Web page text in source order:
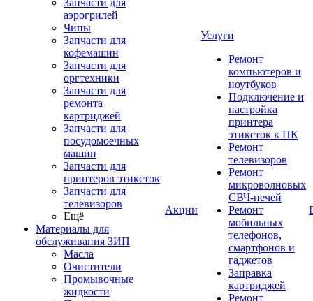
Запчасти для
аэрогрилей
Чипы
Запчасти для
кофемашин
Запчасти для
оргтехники
Запчасти для
ремонта
картриджей
Запчасти для
посудомоечных
машин
Запчасти для
принтеров этикеток
Запчасти для
телевизоров
Ещё
Материалы для
обслуживания ЗИП
Масла
Очистители
Промывочные
жидкости
Акции
Услуги
Ремонт
компьютеров и
ноутбуков
Подключение и
настройка
принтера
этикеток к ПК
Ремонт
телевизоров
Ремонт
микроволновых
СВЧ-печей
Ремонт
мобильных
телефонов,
смартфонов и
гаджетов
Заправка
картриджей
Ремонт